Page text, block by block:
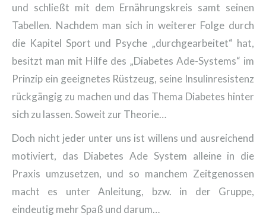
und schließt mit dem Ernährungskreis samt seinen
Tabellen. Nachdem man sich in weiterer Folge durch
die Kapitel Sport und Psyche „durchgearbeitet“ hat,
besitzt man mit Hilfe des „Diabetes Ade-Systems“ im
Prinzip ein geeignetes Rüstzeug, seine Insulinresistenz
rückgängig zu machen und das Thema Diabetes hinter
sich zu lassen. Soweit zur Theorie…
Doch nicht jeder unter uns ist willens und ausreichend
motiviert, das Diabetes Ade System alleine in die
Praxis umzusetzen, und so manchem Zeitgenossen
macht es unter Anleitung, bzw. in der Gruppe,
eindeutig mehr Spaß und darum…